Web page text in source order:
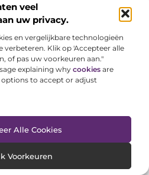
veel
uw privacy.
en vergelijkbare technologieën
Klik op 'Accepteer alle
of pas uw voorkeuren aan."
explaining why cookies are
to accept or adjust
Alle Cookies
Voorkeuren
van het raadplegen
in Wijchen